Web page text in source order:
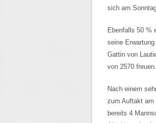
sich am
Ebenfalls 50 %
seine Erwartung.
Gattin von
von 2570 freuen.
Nach einem
zum Auftakt am
bereits 4